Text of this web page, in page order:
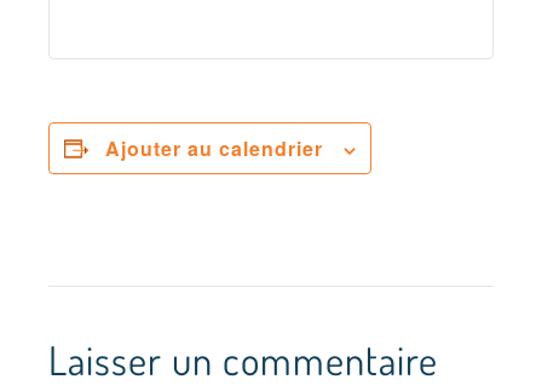
Ajouter au calendrier
Laisser un commentaire